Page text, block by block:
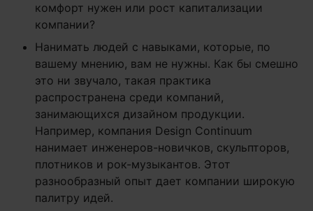
комфорт нужен или рост капитализации
компании?
Нанимать людей с навыками, которые, по
вашему мнению, вам не нужны. Как бы смешно
это ни звучало, такая практика
распространена среди компаний,
занимающихся дизайном продукции.
Например, компания Design Continuum
нанимает инженеров-новичков, скульпторов,
плотников и рок-музыкантов. Этот
разнообразный опыт дает компании широкую
палитру идей.